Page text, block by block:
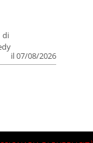
di
il 07/08/2026